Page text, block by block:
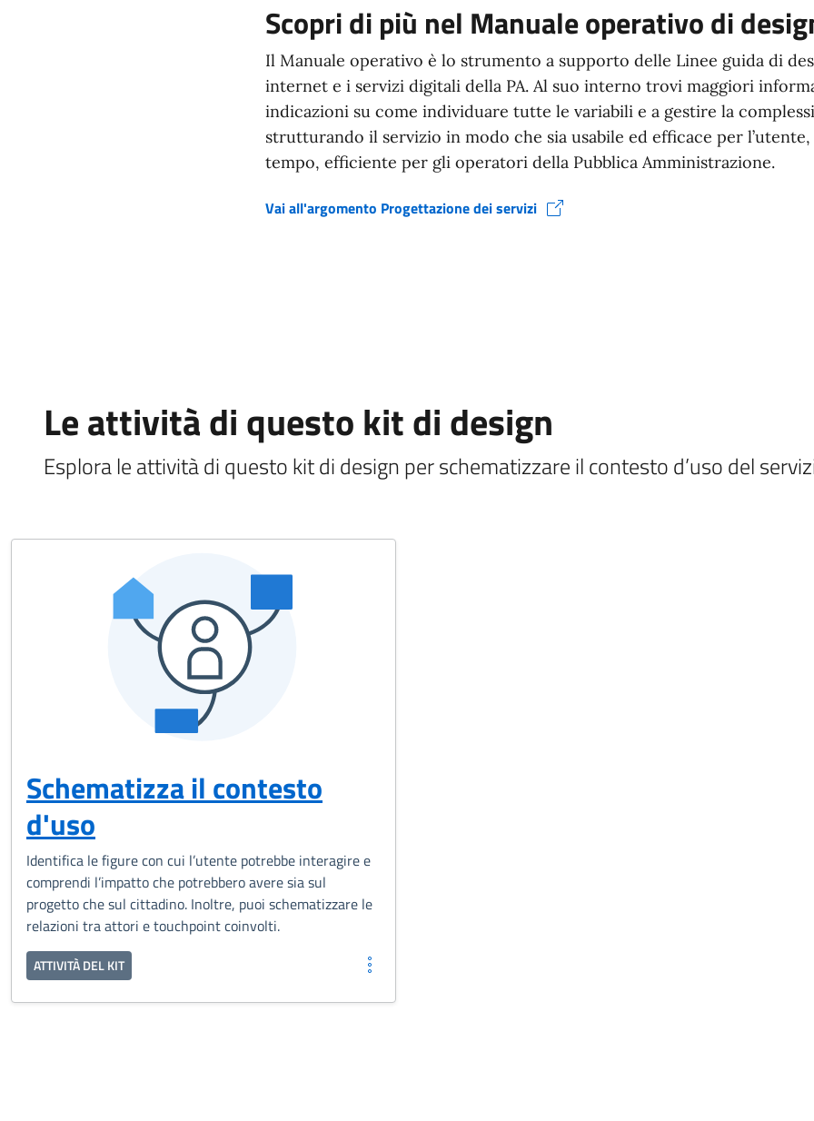
Scopri di più nel Manuale operativo di
Il Manuale operativo è lo strumento a supporto delle Linee guida di
internet e i servizi digitali della PA. Al suo interno trovi maggiori
indicazioni su come individuare tutte le variabili e a gestire la
strutturando il servizio in modo che sia usabile ed efficace per l’utente,
tempo, efficiente per gli operatori della Pubblica Amministrazione.
Vai all'argomento Progettazione dei servizi
(si apre in una nuova finestra)
Le attività di questo kit di design
Esplora le attività di questo kit di design per schematizzare il contesto d’uso del
Schematizza il contesto
d'uso
Identifica le figure con cui l’utente potrebbe interagire e
comprendi l’impatto che potrebbero avere sia sul
progetto che sul cittadino. Inoltre, puoi schematizzare le
relazioni tra attori e touchpoint coinvolti.
ATTIVITÀ DEL KIT